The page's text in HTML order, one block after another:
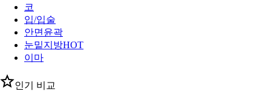
코
입/입술
안면윤곽
눈밑지방HOT
이마
인기 비교